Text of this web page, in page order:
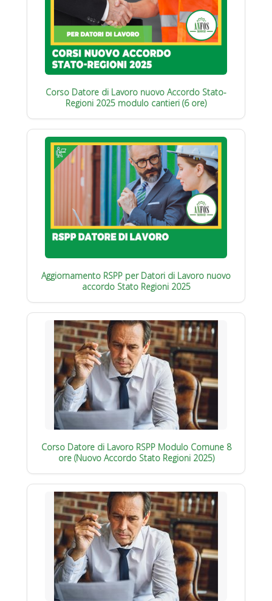
Corso Datore di Lavoro nuovo Accordo Stato-
Regioni 2025 modulo cantieri (6 ore)
Aggiornamento RSPP per Datori di Lavoro nuovo
accordo Stato Regioni 2025
Corso Datore di Lavoro RSPP Modulo Comune 8
ore (Nuovo Accordo Stato Regioni 2025)